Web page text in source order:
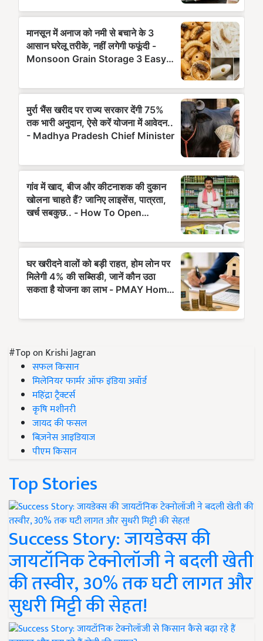
#Top on Krishi Jagran
सफल किसान
मिलेनियर फार्मर ऑफ इंडिया अवॉर्ड
महिंद्रा ट्रैक्टर्स
कृषि मशीनरी
जायद की फसल
बिज़नेस आइडियाज
पीएम किसान
Top Stories
Success Story: जायडेक्स की
जायटॉनिक टेक्नोलॉजी ने बदली खेती
की तस्वीर, 30% तक घटी लागत और
सुधरी मिट्टी की सेहत!